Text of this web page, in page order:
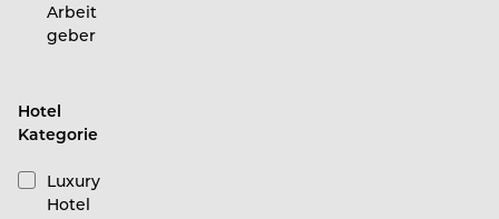
Arbeit
geber
Hotel
Kategorie
Luxury
Hotel